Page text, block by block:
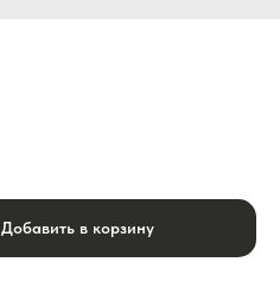
Добавить в корзину